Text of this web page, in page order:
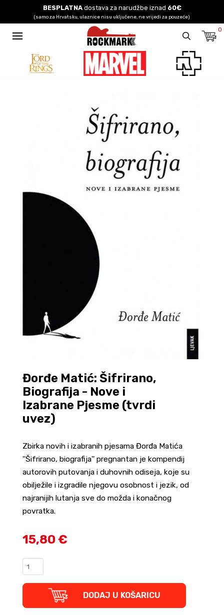
BESPLATNAdostava za narudžbe iznad 60€
(samo za Hrvatsku, ulaznice nisu uključene, ne vrijedi za pouzeće)
0
Đorđe Matić: Šifrirano,
Biografija - Nove i
Izabrane Pjesme (tvrdi
uvez)
Zbirka novih i izabranih pjesama Đorđa Matića
''Šifrirano, biografija'' pregnantan je kompendij
autorovih putovanja i duhovnih odiseja, koje su
obilježile i izgradile njegovu osobnost i jezik, od
najranijih lutanja sve do možda i konačnog
povratka.
15,80 €
Matić:
Šifrirano,
DODAJ U KOŠARICU